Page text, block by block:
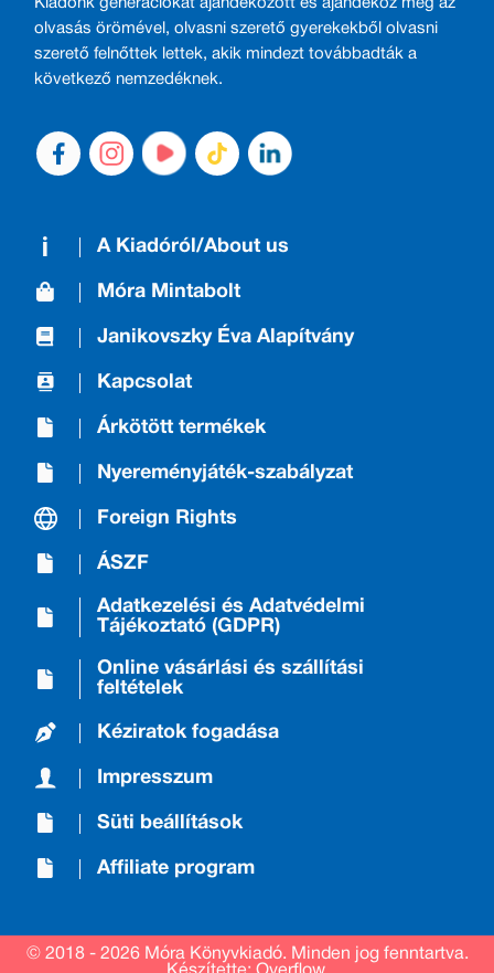
Kiadónk generációkat ajándékozott és ajándékoz meg az
olvasás örömével, olvasni szerető gyerekekből olvasni
szerető felnőttek lettek, akik mindezt továbbadták a
következő nemzedéknek.
A Kiadóról/About us
Móra Mintabolt
Janikovszky Éva Alapítvány
Kapcsolat
Árkötött termékek
Nyereményjáték-szabályzat
Foreign Rights
ÁSZF
Adatkezelési és Adatvédelmi
Tájékoztató (GDPR)
Online vásárlási és szállítási
feltételek
Kéziratok fogadása
Impresszum
Süti beállítások
Affiliate program
© 2018 - 2026 Móra Könyvkiadó. Minden jog fenntartva.